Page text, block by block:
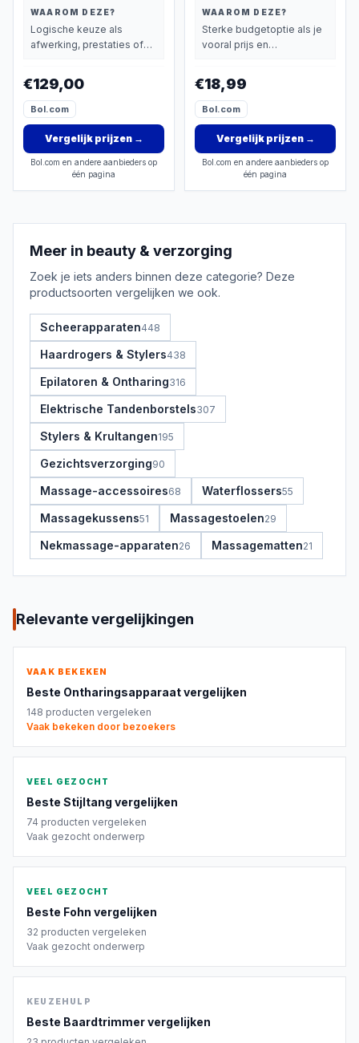
WAAROM DEZE?
Logische keuze als
afwerking, prestaties of
€129,00
Bol.com
Vergelijk prijzen→
Bol.com en andere aanbieders op
één pagina
Massagekoppen Tegen
Bindweefselmassage
Apparaat - Massage
Schouders Benen, Rug &
Nek
WAAROM DEZE?
Sterke budgetoptie als je
vooral prijs en
€18,99
Bol.com
Vergelijk prijzen→
Bol.com en andere aanbieders op
één pagina
Meer in beauty & verzorging
Zoek je iets anders binnen deze categorie? Deze
productsoorten vergelijken we ook.
Scheerapparaten448
Haardrogers & Stylers438
Epilatoren & Ontharing316
Elektrische Tandenborstels307
Stylers & Krultangen195
Gezichtsverzorging90
Massage-accessoires68 Waterflossers55
Massagekussens51 Massagestoelen29
Nekmassage-apparaten26 Massagematten21
Relevante vergelijkingen
VAAK BEKEKEN
Beste Ontharingsapparaatvergelijken
148 producten vergeleken
Vaak bekeken door bezoekers
VEEL GEZOCHT
Beste Stijltang vergelijken
74 producten vergeleken
Vaak gezocht onderwerp
VEEL GEZOCHT
Beste Fohn vergelijken
32 producten vergeleken
Vaak gezocht onderwerp
KEUZEHULP
Beste Baardtrimmervergelijken